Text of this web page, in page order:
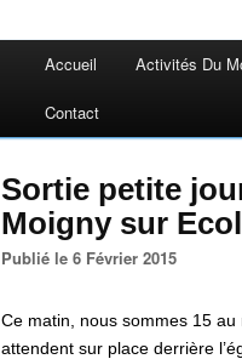
Accueil Activités Du
Contact
Sortie petite
Moigny sur
Publié le 6 Février 2015
Ce matin, nous sommes 15
attendent sur place derrière